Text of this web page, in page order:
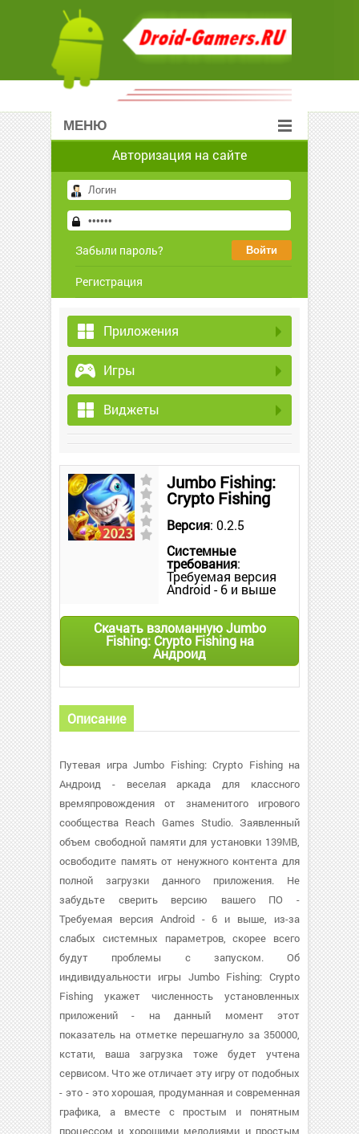
МЕНЮ
Авторизация на сайте
Забыли пароль?
Регистрация
Приложения
Игры
Виджеты
Jumbo Fishing:
Crypto Fishing
Версия: 0.2.5
Системные
требования:
Требуемая версия
Android - 6 и выше
Скачать взломанную Jumbo
Fishing: Crypto Fishing на
Андроид
Описание
Путевая игра Jumbo Fishing: Crypto Fishing на
Андроид - веселая аркада для классного
времяпровождения от знаменитого игрового
сообщества Reach Games Studio. Заявленный
объем свободной памяти для установки 139MB,
освободите память от ненужного контента для
полной загрузки данного приложения. Не
забудьте сверить версию вашего ПО -
Требуемая версия Android - 6 и выше, из-за
слабых системных параметров, скорее всего
будут проблемы с запуском. Об
индивидуальности игры Jumbo Fishing: Crypto
Fishing укажет численность установленных
приложений - на данный момент этот
показатель на отметке перешагнуло за 350000,
кстати, ваша загрузка тоже будет учтена
сервисом. Что же отличает эту игру от подобных
- это - это хорошая, продуманная и современная
графика, а вместе с простым и понятным
процессом и хорошими мелодиями и простым